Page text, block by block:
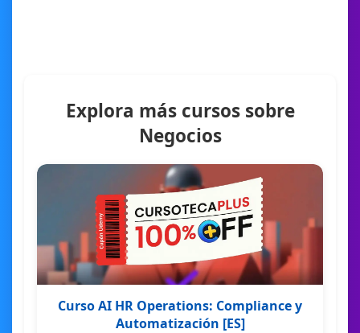
Explora más cursos sobre
Negocios
Curso AI HR Operations: Compliance y
Automatización [ES]